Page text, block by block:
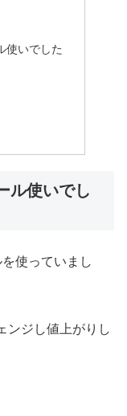
使いでした
ル使いでし
使っていまし
ンジし値上がりし